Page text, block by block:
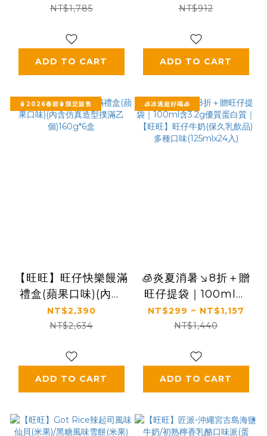
NT$1,785
ADD TO CART
NT$912
ADD TO CART
🏮2026春節🏮限定販售
【旺旺】旺仔快樂饅滿
禮盒(蘋果口味)(內含
仿真造型撲滿乙
個)160g*6盒
NT$2,390
NT$2,634
ADD TO CART
🧊冰過超好喝🧊
🧊炎夏消暑↘8折＋贈
旺仔提袋｜100ml含
3.2g優質蛋白質｜
【旺旺】旺仔牛奶(保
(125mlx24入)
NT$299 ~ NT$1,157
NT$1,440
ADD TO CART